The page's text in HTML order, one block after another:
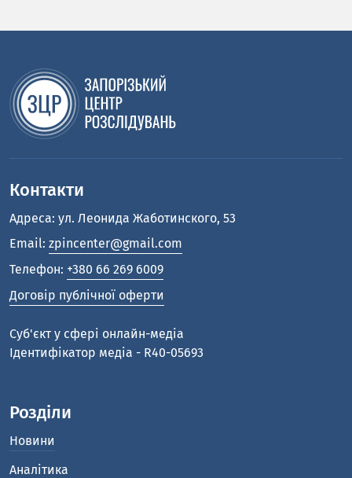
Контакти
Адреса: ул. Леонида Жаботинского, 53
Email: zpincenter@gmail.com
Телефон: +380 66 269 6009
Договір публічної оферти
Cуб'єкт у сфері онлайн-медіа
Ідентифікатор медіа - R40-05693
Розділи
Новини
Аналітика